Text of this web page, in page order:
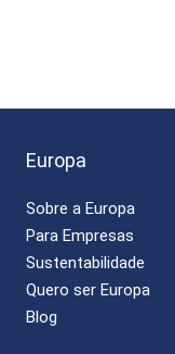
Europa
Sobre a Europa
Para Empresas
Sustentabilidade
Quero ser Europa
Blog